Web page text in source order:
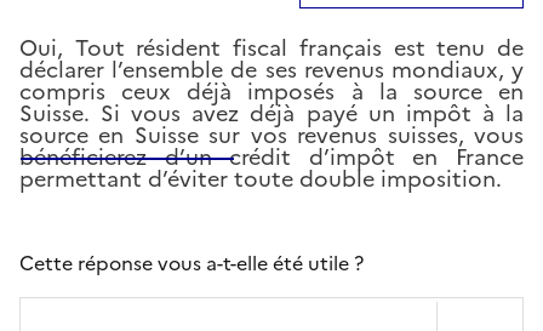
Oui, Tout résident fiscal français est tenu de
déclarer l’ensemble de ses revenus mondiaux, y
compris ceux déjà imposés à la source en
Suisse. Si vous avez déjà payé un impôt à la
source en Suisse sur vos revenus suisses, vous
bénéficierez d’un crédit d’impôt en France
permettant d’éviter toute double imposition.
Cette réponse vous a-t-elle été utile ?